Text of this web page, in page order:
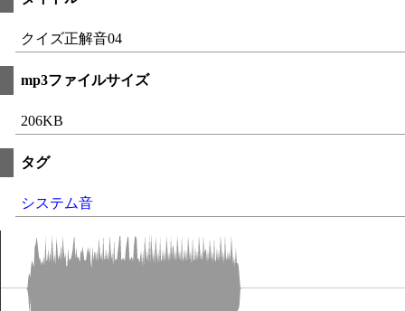
クイズ正解音04
mp3ファイルサイズ
206KB
タグ
システム音